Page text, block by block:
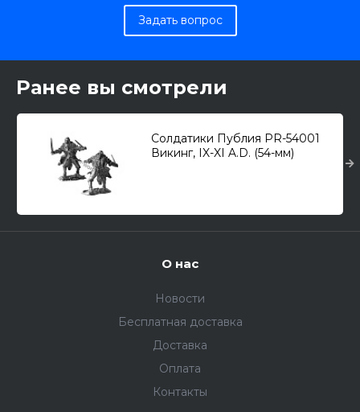
Задать вопрос
Ранее вы смотрели
Солдатики Публия PR-54001
Викинг, IX-XI A.D. (54-мм)
О нас
Новости
Бесплатная доставка
Доставка
Оплата
Контакты